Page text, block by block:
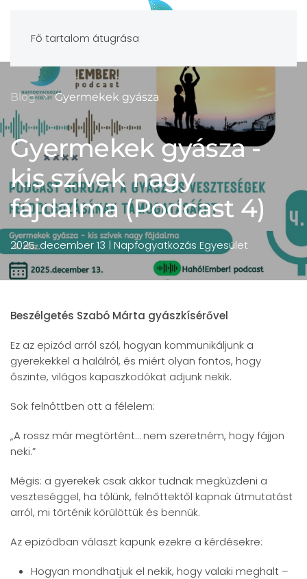
Fő tartalom átugrása
Blog Gyermekek gyásza
Gyermekek gyásza -
kis szívek nagy
fájdalma (Podcast 4)
2025. december 13 | Napfogyatkozás Egyesület
Beszélgetés Szabó Márta gyászkísérővel
Ez az epizód arról szól, hogyan kommunikáljunk a
gyerekekkel a halálról, és miért olyan fontos, hogy
őszinte, világos kapaszkodókat adjunk nekik.
Sok felnőttben ott a félelem:
„A rossz már megtörtént… nem szeretném, hogy fájjon
neki.”
Mégis: a gyerekek csak akkor tudnak megküzdeni a
veszteséggel, ha tőlünk, felnőttektől kapnak útmutatást
arról, mi történik körülöttük és bennük.
Az epizódban választ kapunk ezekre a kérdésekre:
Hogyan mondhatjuk el nekik, hogy valaki meghalt –